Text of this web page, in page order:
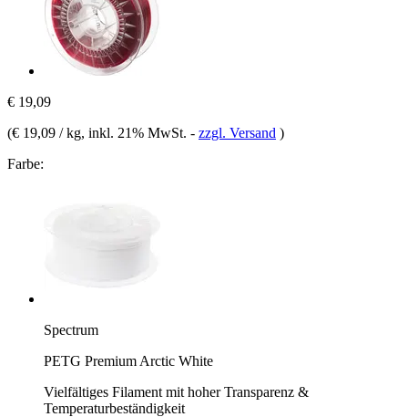
€ 19,09
(€ 19,09 / kg, inkl. 21% MwSt. - zzgl. Versand )
Farbe:
Spectrum
PETG Premium Arctic White
Vielfältiges Filament mit hoher Transparenz &
Temperaturbeständigkeit